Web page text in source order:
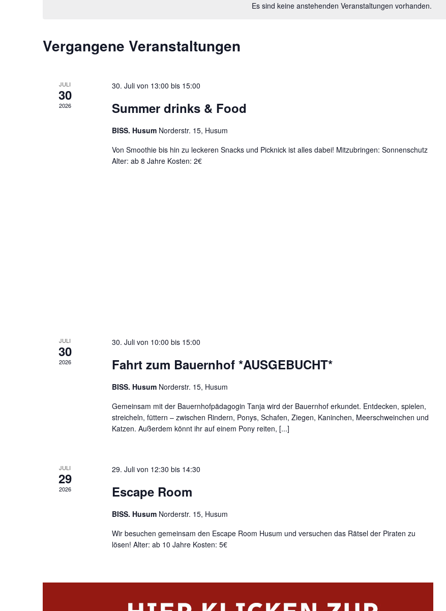
Es sind keine anstehenden Veranstaltungen vorhanden.
Vergangene Veranstaltungen
JULI
30
2026
30. Juli von 13:00 bis 15:00
Summer drinks & Food
BISS. Husum Norderstr. 15, Husum
Von Smoothie bis hin zu leckeren Snacks und Picknick ist alles dabei! Mitzubringen: Sonnenschutz
Alter: ab 8 Jahre Kosten: 2€
JULI
30
2026
30. Juli von 10:00 bis 15:00
Fahrt zum Bauernhof *AUSGEBUCHT*
BISS. Husum Norderstr. 15, Husum
Gemeinsam mit der Bauernhofpädagogin Tanja wird der Bauernhof erkundet. Entdecken, spielen,
streicheln, füttern – zwischen Rindern, Ponys, Schafen, Ziegen, Kaninchen, Meerschweinchen und
Katzen. Außerdem könnt ihr auf einem Pony reiten, [...]
JULI
29
2026
29. Juli von 12:30 bis 14:30
Escape Room
BISS. Husum Norderstr. 15, Husum
Wir besuchen gemeinsam den Escape Room Husum und versuchen das Rätsel der Piraten zu
lösen! Alter: ab 10 Jahre Kosten: 5€